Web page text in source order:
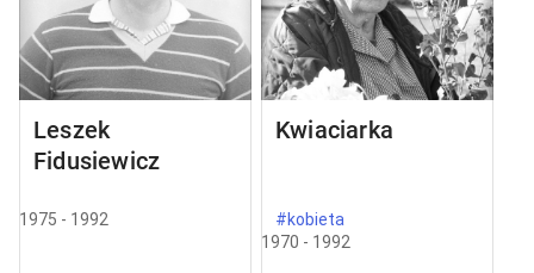
Leszek
Fidusiewicz
1975 - 1992
Kwiaciarka
#kobieta
1970 - 1992